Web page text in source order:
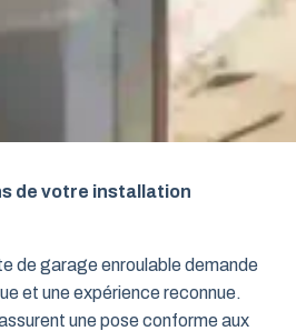
de votre installation
de garage enroulable demande
et une expérience reconnue.
une pose conforme aux